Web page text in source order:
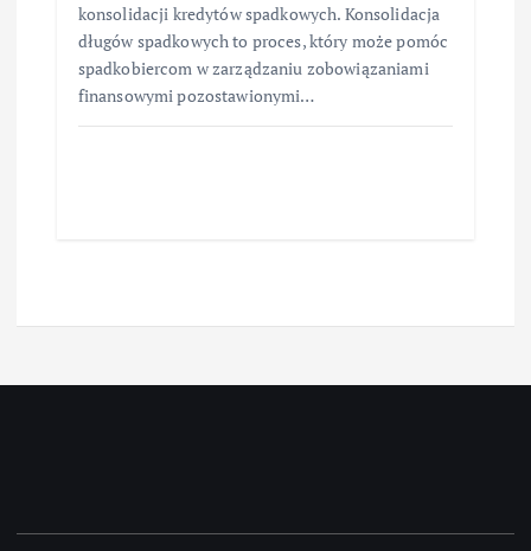
konsolidacji kredytów spadkowych. Konsolidacja
długów spadkowych to proces, który może pomóc
spadkobiercom w zarządzaniu zobowiązaniami
finansowymi pozostawionymi…